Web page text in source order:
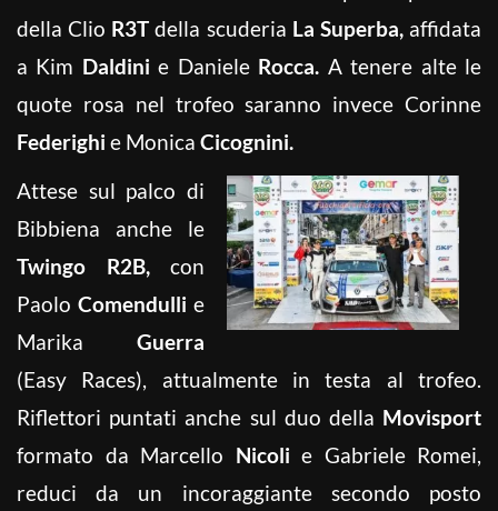
della Clio R3T della scuderia La Superba,affidata
a Kim Daldini e Daniele Rocca. A tenere alte le
quote rosa nel trofeo saranno invece Corinne
Federighi e Monica Cicognini.
Attese sul palco di
Bibbiena anche le
Twingo R2B,con
Paolo Comendulli e
Marika Guerra
(Easy Races), attualmente in testa al trofeo.
Riflettori puntati anche sul duo della Movisport
formato da Marcello Nicoli e Gabriele Romei,
reduci da un incoraggiante secondo posto